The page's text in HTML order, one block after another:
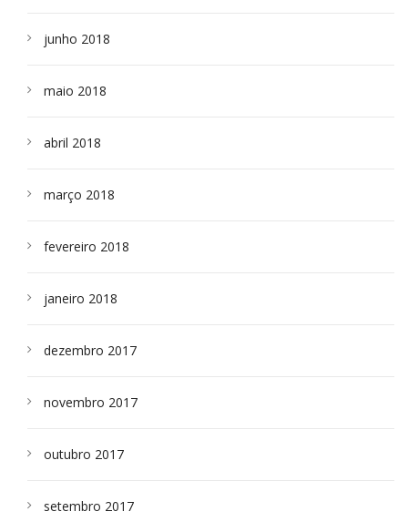
junho 2018
maio 2018
abril 2018
março 2018
fevereiro 2018
janeiro 2018
dezembro 2017
novembro 2017
outubro 2017
setembro 2017